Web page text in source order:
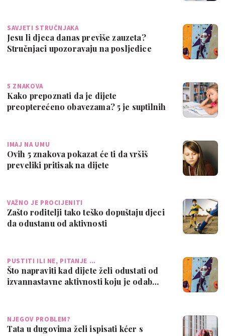
SAVJETI STRUČNJAKA
Jesu li djeca danas previše zauzeta?
Stručnjaci upozoravaju na posljedice
5 ZNAKOVA
Kako prepoznati da je dijete
preopterećeno obavezama? 5 je suptilnih
IMAJ NA UMU
Ovih 5 znakova pokazat će ti da vršiš
preveliki pritisak na dijete
VAŽNO JE PROCIJENITI
Zašto roditelji tako teško dopuštaju djeci
da odustanu od aktivnosti
PUSTITI ILI NE, PITANJE …
Što napraviti kad dijete želi odustati od
izvannastavne aktivnosti koju je odab…
NJEGOV PROBLEM?
Tata u dugovima želi ispisati kćer s